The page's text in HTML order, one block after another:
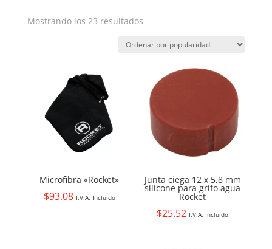
Mostrando los 23 resultadosOrdenado
popularidad
Microfibra «Rocket»
$93.08 I.V.A. Incluido
Junta ciega 12 x 5,8 mm
silicone para grifo agua
Rocket
$25.52 I.V.A. Incluido